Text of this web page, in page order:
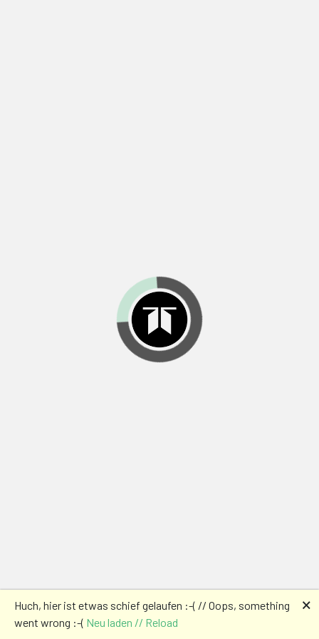
Huch, hier ist etwas schief gelaufen :-( // Oops, something
went wrong :-( Neu laden // Reload
🗙